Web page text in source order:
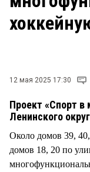
ПРОИСШЕСТВИЯ
12 мая 2025 17:30
Проект «Спорт
Ленинского
Около домов 39,
домов 18, 20 по